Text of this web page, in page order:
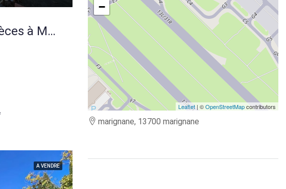
Maison à rénover de 3 pièces à Marseille Vallier – Fort potentiel d’extension
A VENDRE
−
Leaflet| ©OpenStreetMapcontributors
marignane, 13700 marignane